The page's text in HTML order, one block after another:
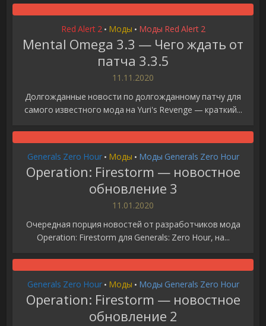
Red Alert 2 • Моды • Моды Red Alert 2
Mental Omega 3.3 — Чего ждать от
патча 3.3.5
11.11.2020
Долгожданные новости по долгожданному патчу для
самого известного мода на Yuri's Revenge — краткий...
Generals Zero Hour • Моды • Моды Generals Zero Hour
Operation: Firestorm — новостное
обновление 3
11.01.2020
Очередная порция новостей от разработчиков мода
Operation: Firestorm для Generals: Zero Hour, на...
Generals Zero Hour • Моды • Моды Generals Zero Hour
Operation: Firestorm — новостное
обновление 2